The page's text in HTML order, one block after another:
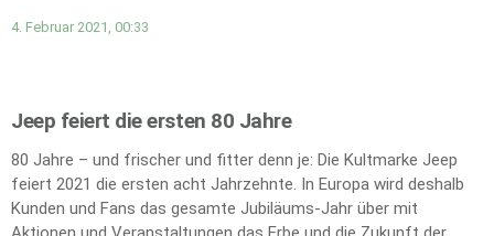
4. Februar 2021, 00:33
Jeep feiert die ersten 80 Jahre
80 Jahre – und frischer und fitter denn je: Die Kultmarke Jeep
feiert 2021 die ersten acht Jahrzehnte. In Europa wird deshalb
Kunden und Fans das gesamte Jubiläums-Jahr über mit